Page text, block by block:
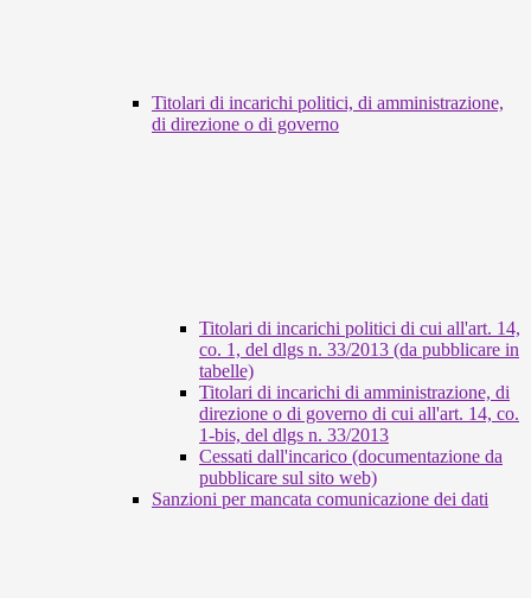
Titolari di incarichi politici, di amministrazione,
di direzione o di governo
Titolari di incarichi politici di cui all'art. 14,
co. 1, del dlgs n. 33/2013 (da pubblicare in
tabelle)
Titolari di incarichi di amministrazione, di
direzione o di governo di cui all'art. 14, co.
1-bis, del dlgs n. 33/2013
Cessati dall'incarico (documentazione da
pubblicare sul sito web)
Sanzioni per mancata comunicazione dei dati